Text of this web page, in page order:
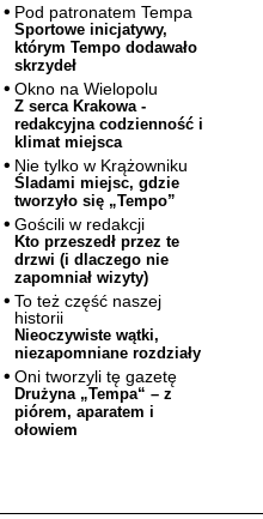
Pod patronatem Tempa
Sportowe inicjatywy,
którym Tempo dodawało
skrzydeł
Okno na Wielopolu
Z serca Krakowa -
redakcyjna codzienność i
klimat miejsca
Nie tylko w Krążowniku
Śladami miejsc, gdzie
tworzyło się „Tempo”
Gościli w redakcji
Kto przeszedł przez te
drzwi (i dlaczego nie
zapomniał wizyty)
To też część naszej
historii
Nieoczywiste wątki,
niezapomniane rozdziały
Oni tworzyli tę gazetę
Drużyna „Tempa“ – z
piórem, aparatem i
ołowiem